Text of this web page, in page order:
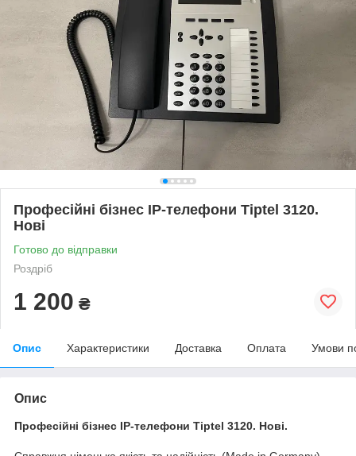
Професійні бізнес IP-телефони Tiptel 3120.
Нові
Готово до відправки
Роздріб
1 200 ₴
Опис Характеристики Доставка Оплата Умови
Опис
Професійні бізнес IP-телефони Tiptel 3120. Нові.